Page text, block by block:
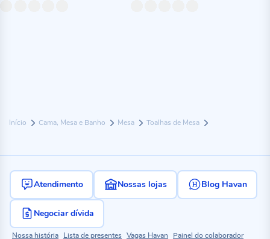
Início Cama, Mesa e Banho Mesa Toalhas de Mesa
Atendimento Nossas lojas Blog Havan
Negociar dívida
Nossa história Lista de presentes Vagas Havan Painel do colaborador